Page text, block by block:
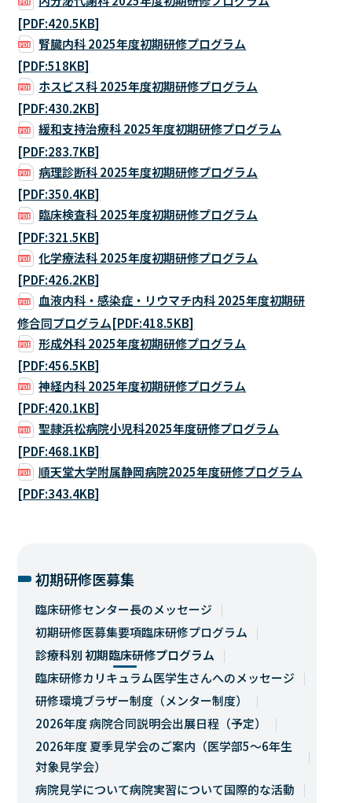
[PDF:420.5KB]
腎臓内科 2025年度初期研修プログラム
[PDF:518KB]
ホスピス科 2025年度初期研修プログラム
[PDF:430.2KB]
緩和支持治療科 2025年度初期研修プログラム
[PDF:283.7KB]
病理診断科 2025年度初期研修プログラム
[PDF:350.4KB]
臨床検査科 2025年度初期研修プログラム
[PDF:321.5KB]
化学療法科 2025年度初期研修プログラム
[PDF:426.2KB]
血液内科・感染症・リウマチ内科 2025年度初期研
修合同プログラム[PDF:418.5KB]
形成外科 2025年度初期研修プログラム
[PDF:456.5KB]
神経内科 2025年度初期研修プログラム
[PDF:420.1KB]
聖隷浜松病院小児科2025年度研修プログラム
[PDF:468.1KB]
順天堂大学附属静岡病院2025年度研修プログラム
[PDF:343.4KB]
初期研修医募集
臨床研修センター長のメッセージ
初期研修医募集要項臨床研修プログラム
診療科別 初期臨床研修プログラム
臨床研修カリキュラム医学生さんへのメッセージ
研修環境ブラザー制度（メンター制度）
2026年度 病院合同説明会出展日程（予定）
2026年度 夏季見学会のご案内（医学部5～6年生
対象見学会）
病院見学について病院実習について国際的な活動